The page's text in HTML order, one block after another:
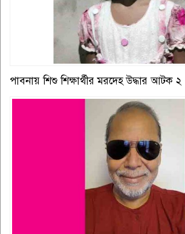
পাবনায় শিশু শিক্ষার্থীর মরদেহ উদ্ধার আটক ২